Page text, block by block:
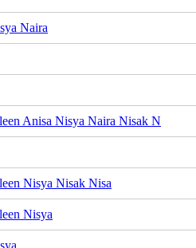
Naira
Anisa Nisya Naira Nisak N
Nisya Nisak Nisa
Nisya